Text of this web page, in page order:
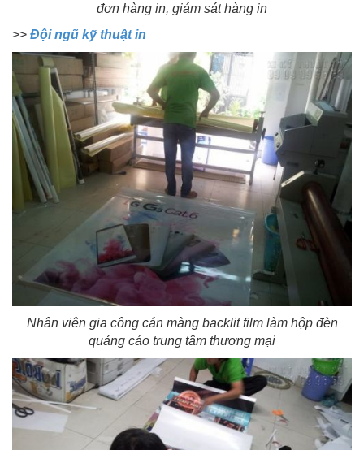
đơn hàng in, giám sát hàng in
>> Đội ngũ kỹ thuật in
Nhân viên gia công cán màng backlit film làm hộp đèn
quảng cáo trung tâm thương mại